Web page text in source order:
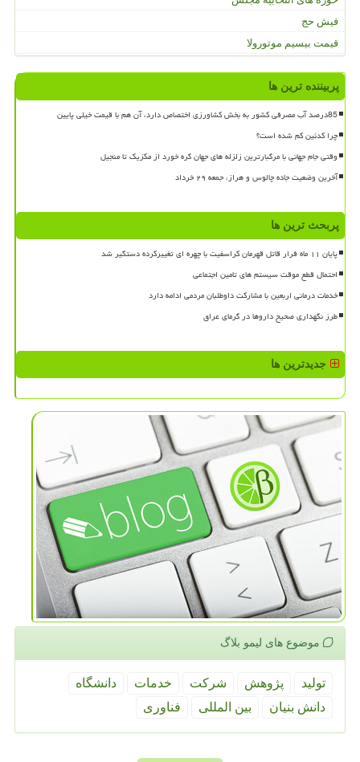
فیش حج
قیمت بیسیم موتورولا
پربیننده ترین ها
85درصد آب مصرفی کشور به بخش کشاورزی اختصاص دارد، آن هم با قیمت خیلی پایین
چرا کدئین کم شده است؟
وقتی جام جهانی با مرگبارترین زلزله های جهان گره خورد از مکزیک تا منجیل
آخرین وضعیت جاده چالوس و هراز، جمعه ۲۹ خرداد
پربحث ترین ها
پایان ۱۱ ماه فرار قاتل قهرمان کراسفیت با چهره ای تغییرکرده دستگیر شد
احتمال قطع موقت سیستم های تامین اجتماعی
خدمات درمانی اربعین با مشارکت داوطلبان مردمی ادامه دارد
طرز نگهداری صحیح داروها در گرمای عراق
جدیدترین ها
موضوع های لیمو بلاگ
تولید پژوهش شركت خدمات
دانشگاه
دانش بنیان
بین المللی فناوری